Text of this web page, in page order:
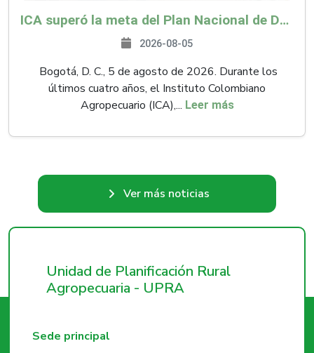
ICA superó la meta del Plan Nacional de Desarrollo y abrió 61 mercados internacionales
2026-08-05
Bogotá, D. C., 5 de agosto de 2026. Durante los
últimos cuatro años, el Instituto Colombiano
Agropecuario (ICA),... Leer más
Ver más noticias
Unidad de Planificación Rural
Agropecuaria - UPRA
Sede principal